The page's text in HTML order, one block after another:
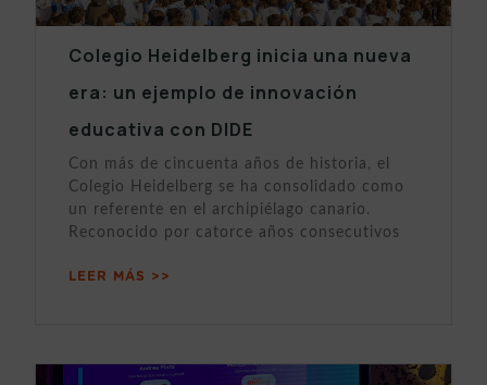
Colegio Heidelberg inicia una nueva
era: un ejemplo de innovación
educativa con DIDE
Con más de cincuenta años de historia, el
Colegio Heidelberg se ha consolidado como
un referente en el archipiélago canario.
Reconocido por catorce años consecutivos
LEER MÁS >>